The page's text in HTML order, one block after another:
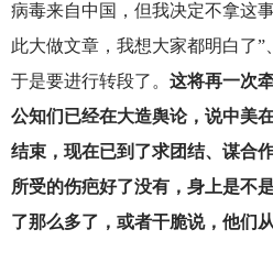
病毒来自中国，但我决定不拿这
此大做文章，我想大家都明白了”
于是要进行转段了。 这将再一次
公知们已经在大造舆论，说中美
结束，现在已到了求团结、谋合
所受的伤疤好了没有，身上是不
了那么多了，或者干脆说，他们